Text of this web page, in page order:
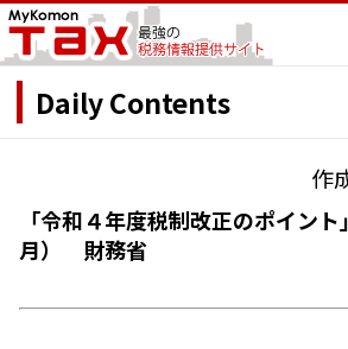
Daily Contents
作
「令和４年度税制改正のポイン
月） 財務省